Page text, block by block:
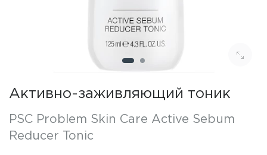
Активно-заживляющий тоник
PSC Problem Skin Care Active Sebum
Reducer Tonic